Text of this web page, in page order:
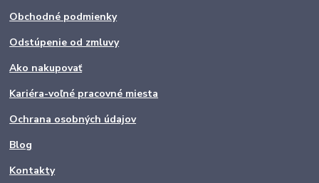
Obchodné podmienky
Odstúpenie od zmluvy
Ako nakupovať
Kariéra-voľné pracovné miesta
Ochrana osobných údajov
Blog
Kontakty